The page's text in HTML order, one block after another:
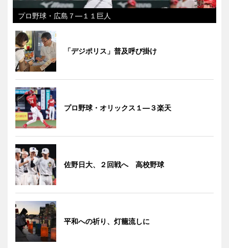
プロ野球・広島７―１１巨人
「デジポリス」普及呼び掛け
プロ野球・オリックス１―３楽天
佐野日大、２回戦へ 高校野球
平和への祈り、灯籠流しに